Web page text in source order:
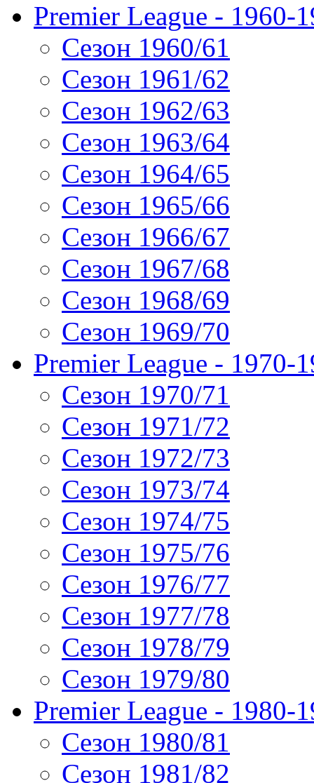
Premier League - 1960-
Сезон 1960/61
Сезон 1961/62
Сезон 1962/63
Сезон 1963/64
Сезон 1964/65
Сезон 1965/66
Сезон 1966/67
Сезон 1967/68
Сезон 1968/69
Сезон 1969/70
Premier League - 1970-
Сезон 1970/71
Сезон 1971/72
Сезон 1972/73
Сезон 1973/74
Сезон 1974/75
Сезон 1975/76
Сезон 1976/77
Сезон 1977/78
Сезон 1978/79
Сезон 1979/80
Premier League - 1980-
Сезон 1980/81
Сезон 1981/82